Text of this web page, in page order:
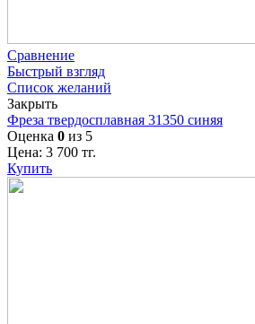
Сравнение
Быстрый взгляд
Список желаний
Закрыть
Фреза твердосплавная 31350 синяя
Оценка 0 из 5
Цена: 3 700 тг.
Купить